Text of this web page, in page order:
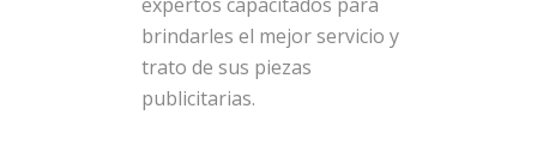
brindarles el mejor servicio y
trato de sus piezas
publicitarias.